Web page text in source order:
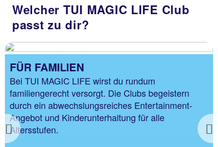
Welcher TUI MAGIC LIFE Club
passt zu dir?
Previous
FÜR FAMILIEN
Bei TUI MAGIC LIFE wirst du rundum
familiengerecht versorgt. Die Clubs begeistern
durch ein abwechslungsreiches Entertainment-
Angebot und Kinderunterhaltung für alle
Altersstufen.